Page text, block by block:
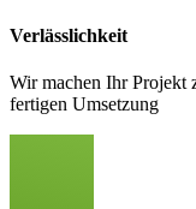
Verlässlichkeit
Wir machen Ihr Projekt
fertigen Umsetzung